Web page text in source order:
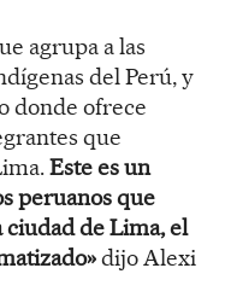
agrupa a las
del Perú, y
donde ofrece
que
Este es un
peruanos que
de Lima, el
dijo Alexi